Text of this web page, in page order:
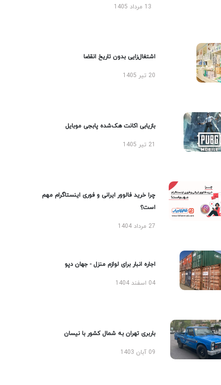
13 مرداد 1405
اشتغال‌زایی بدون تاریخ انقضا
20 تیر 1405
بازیابی اکانت هک‌شده پابجی موبایل
چرا خرید فالوور ایرانی و فوری اینستاگرام مهم
است؟
27 مرداد 1404
اجاره انبار برای لوازم منزل - جهان دپو
04 اسفند 1404
باربری تهران به شمال کشور با نیسان
09 آبان 1403